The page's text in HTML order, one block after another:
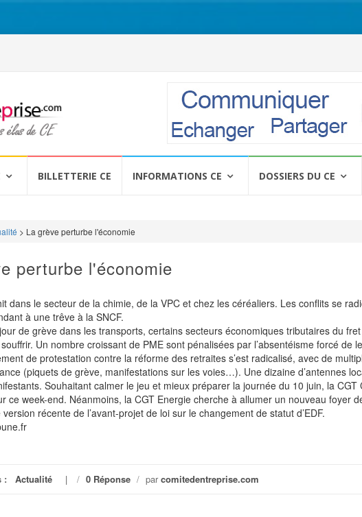
BILLETTERIE CE INFORMATIONS CE DOSSIERS DU CE
> La grève perturbe l'économie
perturbe l'économie
dans le secteur de la chimie, de la VPC et chez les céréaliers. Les conflits se
à une trêve à la SNCF.
de grève dans les transports, certains secteurs économiques tributaires du
Un nombre croissant de PME sont pénalisées par l’absentéisme forcé de
de protestation contre la réforme des retraites s’est radicalisé, avec de
(piquets de grève, manifestations sur les voies…). Une dizaine d’antennes
Souhaitant calmer le jeu et mieux préparer la journée du 10 juin, la CGT
ce week-end. Néanmoins, la CGT Energie cherche à allumer un nouveau foyer
récente de l’avant-projet de loi sur le changement de statut d’EDF.
: Actualité / 0 Réponse / parcomitedentreprise.com